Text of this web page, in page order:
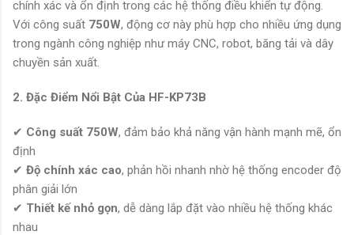
chính xác và ổn định trong các hệ thống điều khiển tự động.
Với công suất 750W, động cơ này phù hợp cho nhiều ứng dụng
trong ngành công nghiệp như máy CNC, robot, băng tải và dây
chuyền sản xuất.
2. Đặc Điểm Nổi Bật Của HF-KP73B
✔ Công suất 750W, đảm bảo khả năng vận hành mạnh mẽ, ổn
định
✔ Độ chính xác cao, phản hồi nhanh nhờ hệ thống encoder độ
phân giải lớn
✔ Thiết kế nhỏ gọn, dễ dàng lắp đặt vào nhiều hệ thống khác
nhau